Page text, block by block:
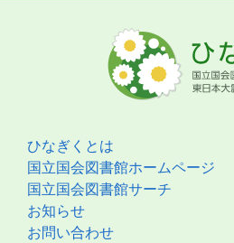
ひなぎくとは
国立国会図書館ホームページ
国立国会図書館サーチ
お知らせ
お問い合わせ